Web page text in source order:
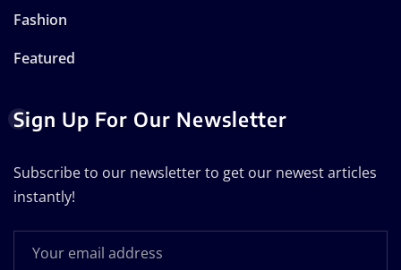
Fashion
Featured
Sign Up For Our Newsletter
Subscribe to our newsletter to get our newest articles
instantly!